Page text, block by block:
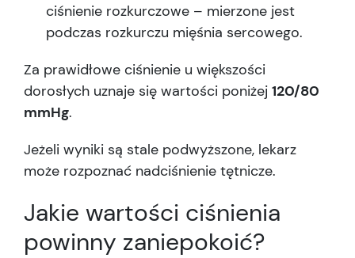
ciśnienie rozkurczowe – mierzone jest
podczas rozkurczu mięśnia sercowego.
Za prawidłowe ciśnienie u większości
dorosłych uznaje się wartości poniżej 120/80
mmHg.
Jeżeli wyniki są stale podwyższone, lekarz
może rozpoznać nadciśnienie tętnicze.
Jakie wartości ciśnienia
powinny zaniepokoić?